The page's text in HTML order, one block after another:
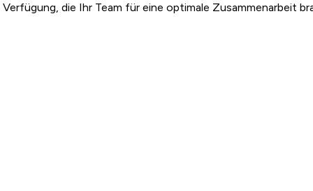
die Ihr Team für eine optimale Zusammenarbeit